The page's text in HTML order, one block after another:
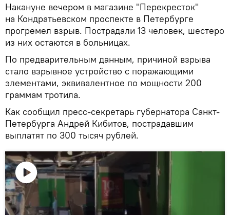
Накануне вечером в магазине "Перекресток"
на Кондратьевском проспекте в Петербурге
прогремел взрыв. Пострадали 13 человек, шестеро
из них остаются в больницах.
По предварительным данным, причиной взрыва
стало взрывное устройство с поражающими
элементами, эквивалентное по мощности 200
граммам тротила.
Как сообщил пресс-секретарь губернатора Санкт-
Петербурга Андрей Кибитов, пострадавшим
выплатят по 300 тысяч рублей.
Воспроизвести